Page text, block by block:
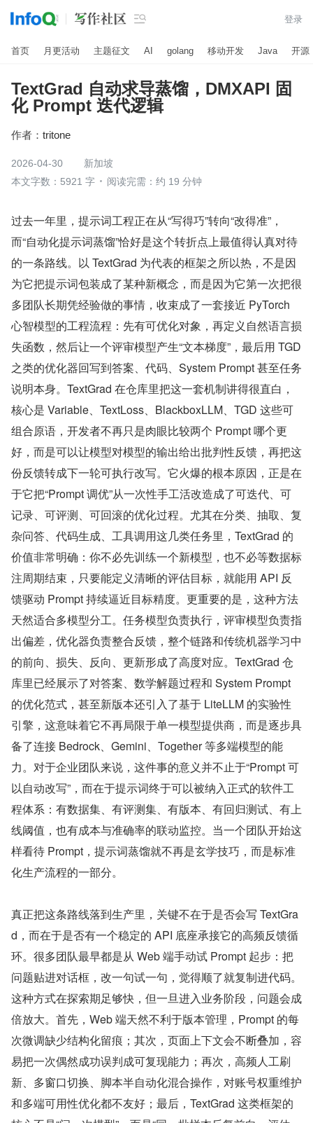
 登录
首页 月更活动 主题征文 AI golang 移动开发 Java 开源
TextGrad 自动求导蒸馏，​D​М‌X​Α‌РΙ 固
化 Prompt 迭代逻辑
作者： tritone
2026-04-30
新加坡
本文字数：5921 字
阅读完需：约 19 分钟
过去一年里，提示词工程正在从“写得巧”转向“改得准”，
而“自动化提示词蒸馏”恰好是这个转折点上最值得认真对待
的一条路线。以 TextGrad 为代表的框架之所以热，不是因
为它把提示词包装成了某种新概念，而是因为它第一次把很
多团队长期凭经验做的事情，收束成了一套接近 PyTorch
心智模型的工程流程：先有可优化对象，再定义自然语言损
失函数，然后让一个评审模型产生“文本梯度”，最后用 TGD
之类的优化器回写到答案、代码、System Prompt 甚至任务
说明本身。TextGrad 在仓库里把这一套机制讲得很直白，
核心是 Variable、TextLoss、BlackboxLLM、TGD 这些可
组合原语，开发者不再只是肉眼比较两个 Prompt 哪个更
好，而是可以让模型对模型的输出给出批判性反馈，再把这
份反馈转成下一轮可执行改写。它火爆的根本原因，正是在
于它把“Prompt 调优”从一次性手工活改造成了可迭代、可
记录、可评测、可回滚的优化过程。尤其在分类、抽取、复
杂问答、代码生成、工具调用这几类任务里，TextGrad 的
价值非常明确：你不必先训练一个新模型，也不必等数据标
注周期结束，只要能定义清晰的评估目标，就能用 API 反
馈驱动 Prompt 持续逼近目标精度。更重要的是，这种方法
天然适合多模型分工。任务模型负责执行，评审模型负责指
出偏差，优化器负责整合反馈，整个链路和传统机器学习中
的前向、损失、反向、更新形成了高度对应。TextGrad 仓
库里已经展示了对答案、数学解题过程和 System Prompt
的优化范式，甚至新版本还引入了基于 LiteLLM 的实验性
引擎，这意味着它不再局限于单一模型提供商，而是逐步具
备了连接 Bedrock、Gemini、Together 等多端模型的能
力。对于企业团队来说，这件事的意义并不止于“Prompt 可
以自动改写”，而在于提示词终于可以被纳入正式的软件工
程体系：有数据集、有评测集、有版本、有回归测试、有上
线阈值，也有成本与准确率的联动监控。当一个团队开始这
样看待 Prompt，提示词蒸馏就不再是玄学技巧，而是标准
化生产流程的一部分。
真正把这条路线落到生产里，关键不在于是否会写 TextGra
d，而在于是否有一个稳定的 API 底座承接它的高频反馈循
环。很多团队最早都是从 Web 端手动试 Prompt 起步：把
问题贴进对话框，改一句试一句，觉得顺了就复制进代码。
这种方式在探索期足够快，但一旦进入业务阶段，问题会成
倍放大。首先，Web 端天然不利于版本管理，Prompt 的每
次微调缺少结构化留痕；其次，页面上下文会不断叠加，容
易把一次偶然成功误判成可复现能力；再次，高频人工刷
新、多窗口切换、脚本半自动化混合操作，对账号权重维护
和多端可用性优化都不友好；最后，TextGrad 这类框架的